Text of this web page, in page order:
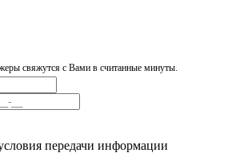
свяжутся с Вами в считанные минуты.
передачи информации